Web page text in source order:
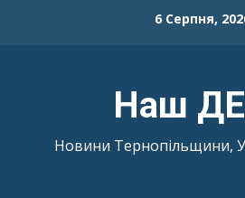
6 Серпня,
Наш
Новини Тернопільщини,